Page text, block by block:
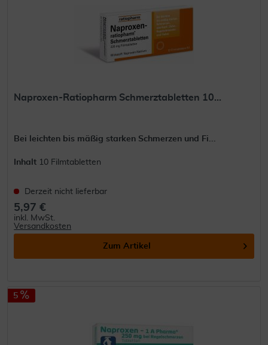
Naproxen-Ratiopharm Schmerztabletten 10...
Bei leichten bis mäßig starken Schmerzen und Fi...
Inhalt 10 Filmtabletten
Derzeit nicht lieferbar
5,97 €
inkl. MwSt.
Versandkosten
Zum Artikel
5